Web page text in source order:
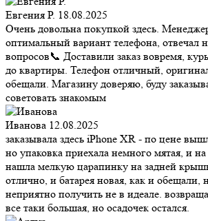
Евгения Р. 18.08.2025
Очень довольна покупкой здесь.
оптимальный вариант телефона, отвечал
вопросов📞 Доставили заказ вовремя,
до квартиры. Телефон отличный,
обещали. Магазину доверяю, буду
советовать знакомым
Иванова 12.08.2025
заказывала здесь iPhone XR - по цене
но упаковка приехала немного мятая, и
нашла мелкую царапинку на задней
отлично, и батарея новая, как и обещали,
неприятно получить не в идеале.
все таки большая, но осадочек остался.